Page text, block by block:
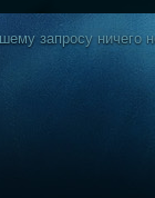
запросу ничего